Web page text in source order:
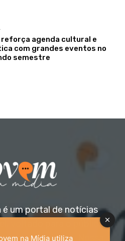
reforça agenda cultural e
com grandes eventos no
semestre
é um portal de notícias
voltado para o público
todas as idades. Nossa
na Mídia utiliza